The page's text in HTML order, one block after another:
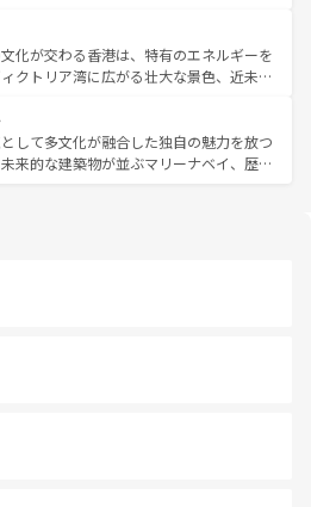
インミー、ベトナムコーヒーなどは、ぜ
い。どの地域を訪れてもあたたかい人々
くれるので、きっと忘れられない旅にな
いる。北部ではチェンマイなどの山岳地
い、南部ではプーケットやクラビの美し
ト気分を楽しむことができる。タイ料理
年中温暖で、どの季節にも異なる楽しみ
しみやすいタイの人々、仏教を中心とし
様な観光資源が、訪れる旅人を魅了し続
化が交わる香港は、特有のエネルギーを
クトリア湾に広がる壮大な景色、近未来
も感動するはず。観光スポットが密集し
見どころを回れるのも魅力。息をのむよ
的な体験まで、香港を存分に楽しみ尽く
して多文化が融合した独自の魅力を放つ
来的な建築物が並ぶマリーナベイ、歴史
地元の風情を楽しめる外せないスポット